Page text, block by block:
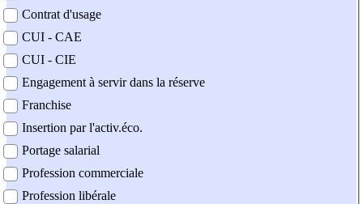
Contrat d'usage
CUI - CAE
CUI - CIE
Engagement à servir dans la réserve
Franchise
Insertion par l'activ.éco.
Portage salarial
Profession commerciale
Profession libérale